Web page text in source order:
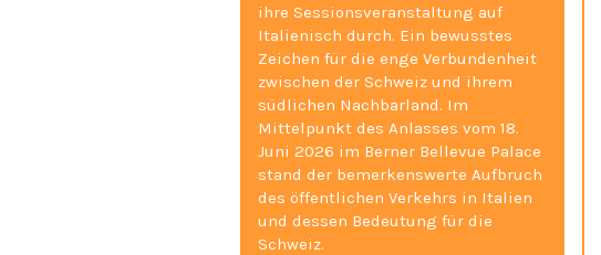
ihre Sessionsveranstaltung auf
Italienisch durch. Ein bewusstes
Zeichen für die enge Verbundenheit
zwischen der Schweiz und ihrem
südlichen Nachbarland. Im
Mittelpunkt des Anlasses vom 18.
Juni 2026 im Berner Bellevue Palace
stand der bemerkenswerte Aufbruch
des öffentlichen Verkehrs in Italien
und dessen Bedeutung für die
Schweiz.